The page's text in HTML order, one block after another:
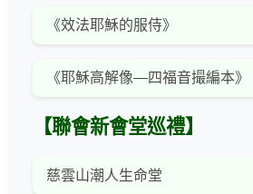
《效法耶穌的服侍》
《耶穌高解像—四福音撮編本》
【聯會新會堂巡禮】
慈雲山潮人生命堂